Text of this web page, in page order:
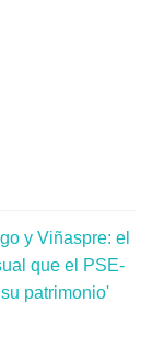
y Viñaspre: el
que el PSE-
patrimonio'